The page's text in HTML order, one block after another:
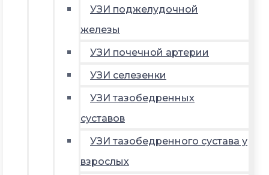
УЗИ поджелудочной
железы
УЗИ почечной артерии
УЗИ селезенки
УЗИ тазобедренных
суставов
УЗИ тазобедренного сустава у
взрослых